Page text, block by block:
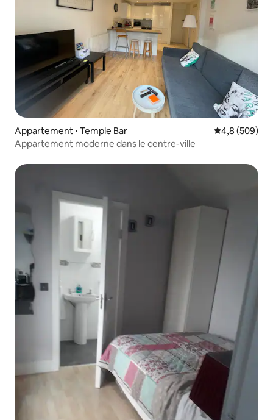
Appartement ⋅ Temple Bar Évaluation
4,8 (509)
Appartement moderne dans le centre-ville